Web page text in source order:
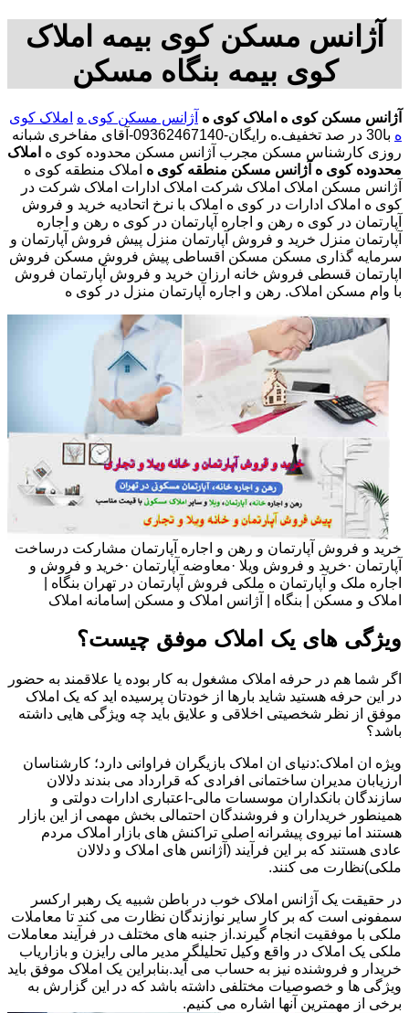
آژانس مسکن کوی بیمه املاک
کوی بیمه بنگاه مسکن
آژانس مسکن کوی ه املاک کوی ه آژانس مسکن کوی ه املاک کوی
ه
با30 در صد تخفیف.ه رایگان-09362467140-آقای مفاخری شبانه
روزی کارشناس مسکن مجرب آژانس مسکن محدوده کوی ه املاک
محدوده کوی ه آژانس مسکن منطقه کوی ه املاک منطقه کوی ه
آژانس مسکن املاک املاک شرکت املاک ادارات املاک شرکت در
کوی ه املاک ادارات در کوی ه املاک با نرخ اتحادیه خرید و فروش
آپارتمان در کوی ه رهن و اجاره آپارتمان در کوی ه رهن و اجاره
آپارتمان منزل خرید و فروش آپارتمان منزل پیش فروش آپارتمان و
سرمایه گذاری مسکن مسکن اقساطی پیش فروش مسکن فروش
اپارتمان قسطی فروش خانه ارزان خرید و فروش آپارتمان فروش
با وام مسکن املاک. رهن و اجاره آپارتمان منزل در کوی ه
خرید و فروش آپارتمان و رهن و اجاره آپارتمان مشارکت درساخت
آپارتمان ·خرید و فروش ویلا ·معاوضه آپارتمان ·خرید و فروش و
اجاره ملک و آپارتمان ه ملکی فروش آپارتمان در تهران بنگاه |
املاک و مسکن | بنگاه | آژانس املاک و مسکن |سامانه املاک
ویژگی های یک املاک موفق چیست؟
اگر شما هم در حرفه املاک مشغول به کار بوده یا علاقمند به حضور
در این حرفه هستید شاید بارها از خودتان پرسیده اید که یک املاک
موفق از نظر شخصیتی اخلاقی و علایق باید چه ویژگی هایی داشته
باشد؟
ویژه ان املاک:دنیای ان املاک بازیگران فراوانی دارد؛ کارشناسان
ارزیابان مدیران ساختمانی افرادی که قرارداد می بندند دلالان
سازندگان بانکداران موسسات مالی-اعتباری ادارات دولتی و
همینطور خریداران و فروشندگان احتمالی بخش مهمی از این بازار
هستند اما نیروی پیشرانه اصلی تراکنش های بازار املاک مردم
عادی هستند که بر این فرآیند (آژانس های املاک و دلالان
ملکی)نظارت می کنند.
در حقیقت یک آژانس املاک خوب در باطن شبیه یک رهبر ارکسر
سمفونی است که بر کار سایر نوازندگان نظارت می کند تا معاملات
ملکی با موفقیت انجام گیرند.از جنبه های مختلف در فرآیند معاملات
ملکی یک املاک در واقع وکیل تحلیلگر مدیر مالی رایزن و بازاریاب
خریدار و فروشنده نیز به حساب می آید.بنابراین یک املاک موفق باید
ویژگی ها و خصوصیات مختلفی داشته باشد که در این گزارش به
برخی از مهمترین آنها اشاره می کنیم.